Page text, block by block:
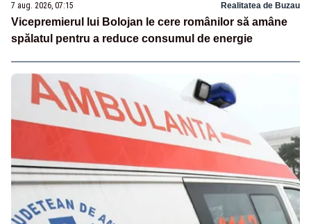
7 aug. 2026, 07:15 Realitatea de Buzau
Vicepremierul lui Bolojan le cere românilor să amâne
spălatul pentru a reduce consumul de energie